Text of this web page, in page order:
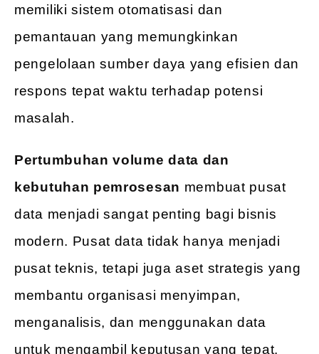
memiliki sistem otomatisasi dan
pemantauan yang memungkinkan
pengelolaan sumber daya yang efisien dan
respons tepat waktu terhadap potensi
masalah.
Pertumbuhan volume data dan
kebutuhan pemrosesan membuat pusat
data menjadi sangat penting bagi bisnis
modern. Pusat data tidak hanya menjadi
pusat teknis, tetapi juga aset strategis yang
membantu organisasi menyimpan,
menganalisis, dan menggunakan data
untuk mengambil keputusan yang tepat.